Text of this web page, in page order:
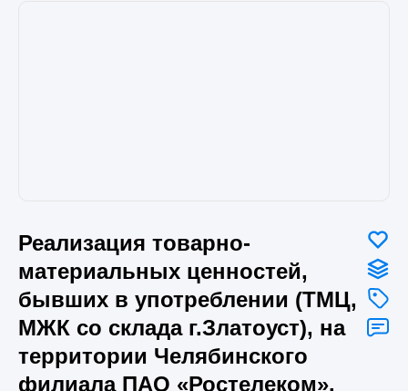
Реализация товарно-
материальных ценностей,
бывших в употреблении (ТМЦ,
МЖК со склада г.Златоуст), на
территории Челябинского
филиала ПАО «Ростелеком».